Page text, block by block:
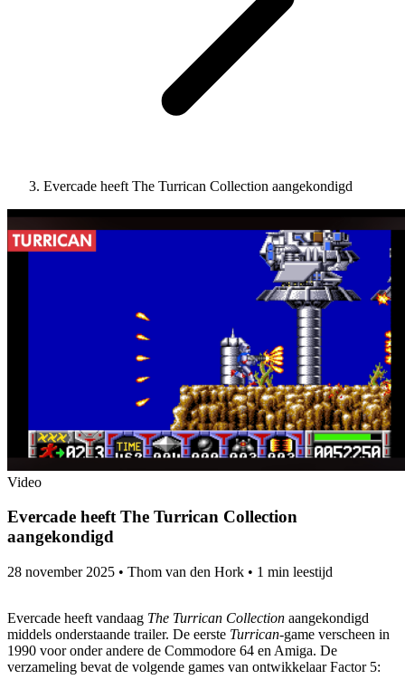
Evercade heeft The Turrican Collection aangekondigd
Video
Evercade heeft The Turrican Collection
aangekondigd
28 november 2025 • Thom van den Hork • 1 min leestijd
Evercade heeft vandaag The Turrican Collection aangekondigd
middels onderstaande trailer. De eerste Turrican-game verscheen in
1990 voor onder andere de Commodore 64 en Amiga. De
verzameling bevat de volgende games van ontwikkelaar Factor 5: